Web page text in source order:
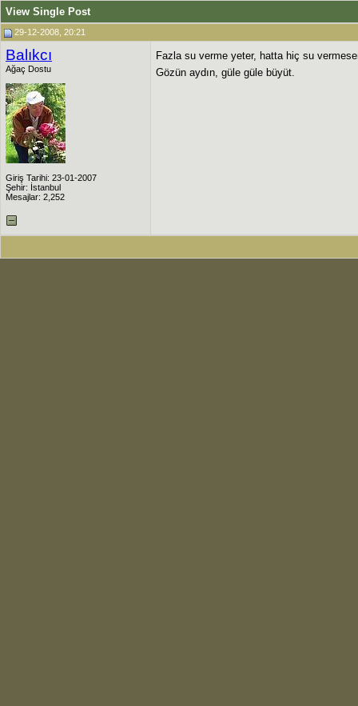
View Single Post
29-12-2008, 20:21
Balıkcı
Ağaç Dostu
Giriş Tarihi: 23-01-2007
Şehir: İstanbul
Mesajlar: 2,252
Fazla su verme yeter, hatta hiç su
Gözün aydın, güle güle büyüt.